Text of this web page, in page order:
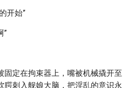
开始”
”
固定在拘束器上，嘴被机械撬开至
腭刺入舰娘大脑，把淫乱的意识永